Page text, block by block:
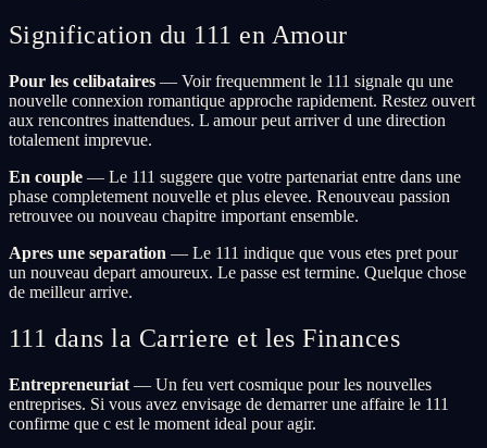
Signification du 111 en Amour
Pour les celibataires — Voir frequemment le 111 signale qu une
nouvelle connexion romantique approche rapidement. Restez ouvert
aux rencontres inattendues. L amour peut arriver d une direction
totalement imprevue.
En couple — Le 111 suggere que votre partenariat entre dans une
phase completement nouvelle et plus elevee. Renouveau passion
retrouvee ou nouveau chapitre important ensemble.
Apres une separation — Le 111 indique que vous etes pret pour
un nouveau depart amoureux. Le passe est termine. Quelque chose
de meilleur arrive.
111 dans la Carriere et les Finances
Entrepreneuriat — Un feu vert cosmique pour les nouvelles
entreprises. Si vous avez envisage de demarrer une affaire le 111
confirme que c est le moment ideal pour agir.